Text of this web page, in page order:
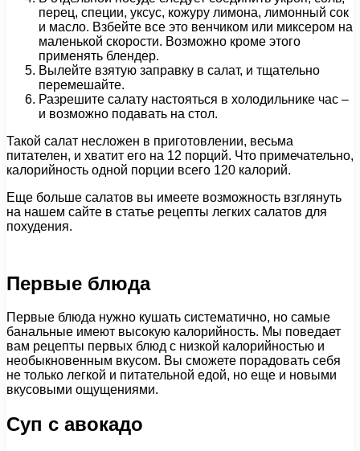
перец, специи, уксус, кожуру лимона, лимонный сок
и масло. Взбейте все это венчиком или миксером на
маленькой скорости. Возможно кроме этого
применять блендер.
Вылейте взятую заправку в салат, и тщательно
перемешайте.
Разрешите салату настояться в холодильнике час –
и возможно подавать на стол.
Такой салат несложен в приготовлении, весьма
питателен, и хватит его на 12 порций. Что примечательно,
калорийность одной порции всего 120 калорий.
Еще больше салатов вы имеете возможность взглянуть
на нашем сайте в статье рецепты легких салатов для
похудения.
Первые блюда
Первые блюда нужно кушать систематично, но самые
банальные имеют высокую калорийность. Мы поведает
вам рецепты первых блюд с низкой калорийностью и
необыкновенным вкусом. Вы сможете порадовать себя
не только легкой и питательной едой, но еще и новыми
вкусовыми ощущениями.
Суп с авокадо